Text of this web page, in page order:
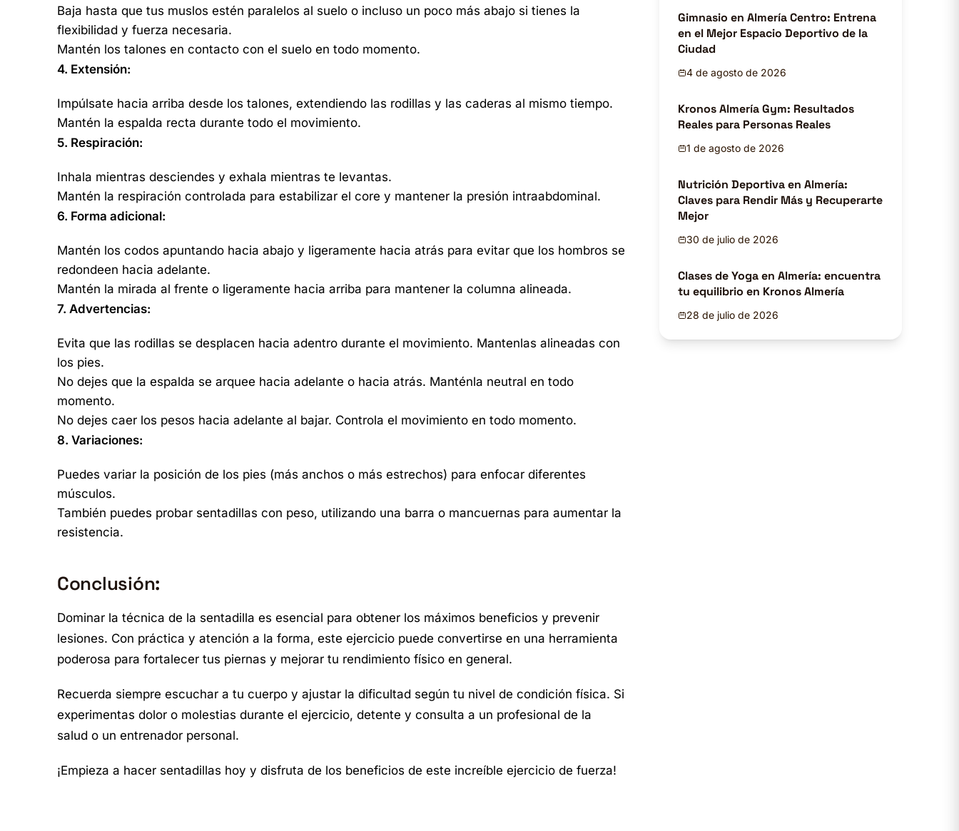
Baja hasta que tus muslos estén paralelos al suelo o incluso un poco más abajo si tienes la
flexibilidad y fuerza necesaria.
Mantén los talones en contacto con el suelo en todo momento.
4. Extensión:
Impúlsate hacia arriba desde los talones, extendiendo las rodillas y las caderas al mismo tiempo.
Mantén la espalda recta durante todo el movimiento.
5. Respiración:
Inhala mientras desciendes y exhala mientras te levantas.
Mantén la respiración controlada para estabilizar el core y mantener la presión intraabdominal.
6. Forma adicional:
Mantén los codos apuntando hacia abajo y ligeramente hacia atrás para evitar que los hombros se
redondeen hacia adelante.
Mantén la mirada al frente o ligeramente hacia arriba para mantener la columna alineada.
7. Advertencias:
Evita que las rodillas se desplacen hacia adentro durante el movimiento. Mantenlas alineadas con
los pies.
No dejes que la espalda se arquee hacia adelante o hacia atrás. Manténla neutral en todo
momento.
No dejes caer los pesos hacia adelante al bajar. Controla el movimiento en todo momento.
8. Variaciones:
Puedes variar la posición de los pies (más anchos o más estrechos) para enfocar diferentes
músculos.
También puedes probar sentadillas con peso, utilizando una barra o mancuernas para aumentar la
resistencia.
Conclusión:
Dominar la técnica de la sentadilla es esencial para obtener los máximos beneficios y prevenir
lesiones. Con práctica y atención a la forma, este ejercicio puede convertirse en una herramienta
poderosa para fortalecer tus piernas y mejorar tu rendimiento físico en general.
Recuerda siempre escuchar a tu cuerpo y ajustar la dificultad según tu nivel de condición física. Si
experimentas dolor o molestias durante el ejercicio, detente y consulta a un profesional de la
salud o un entrenador personal.
¡Empieza a hacer sentadillas hoy y disfruta de los beneficios de este increíble ejercicio de fuerza!
Gimnasio en Almería Centro: Entrena
en el Mejor Espacio Deportivo de la
Ciudad
4 de agosto de 2026
Kronos Almería Gym: Resultados
Reales para Personas Reales
1 de agosto de 2026
Nutrición Deportiva en Almería:
Claves para Rendir Más y Recuperarte
Mejor
30 de julio de 2026
Clases de Yoga en Almería: encuentra
tu equilibrio en Kronos Almería
28 de julio de 2026